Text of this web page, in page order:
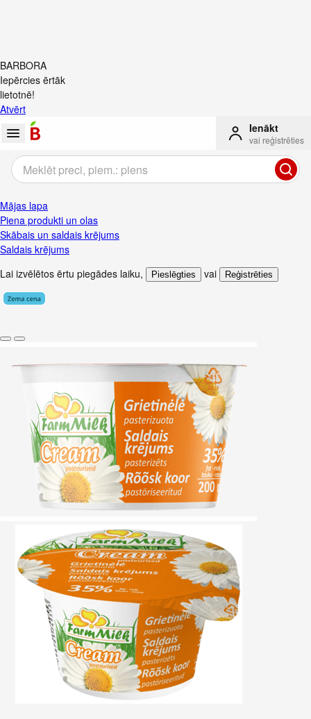
BARBORA
Iepērcies ērtāk
lietotnē!
Atvērt
Ienākt
vai reģistrēties
Mājas lapa
Piena produkti un olas
Skābais un saldais krējums
Saldais krējums
Lai izvēlētos ērtu piegādes laiku, Pieslēgties vai Reģistrēties